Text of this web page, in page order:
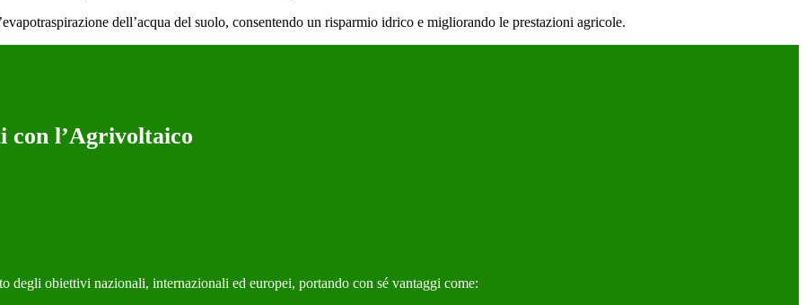
dell’acqua del suolo, consentendo un risparmio idrico e migliorando le prestazioni agricole.
l’Agrivoltaico
obiettivi nazionali, internazionali ed europei, portando con sé vantaggi come: